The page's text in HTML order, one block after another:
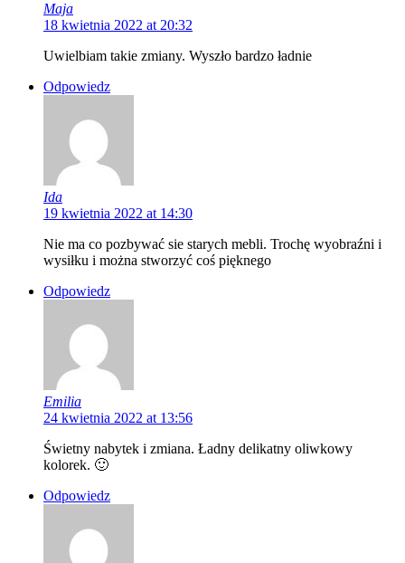
Maja
18 kwietnia 2022 at 20:32
Uwielbiam takie zmiany. Wyszło bardzo ładnie
Odpowiedz
Ida
19 kwietnia 2022 at 14:30
Nie ma co pozbywać sie starych mebli. Trochę wyobraźni i
wysiłku i można stworzyć coś pięknego
Odpowiedz
Emilia
24 kwietnia 2022 at 13:56
Świetny nabytek i zmiana. Ładny delikatny oliwkowy
kolorek. 🙂
Odpowiedz